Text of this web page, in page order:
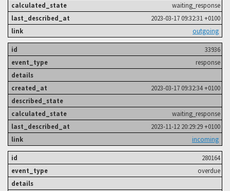
waiting_response
2023-03-17 09:32:31 +0100
outgoing
33936
response
2023-03-17 09:32:34 +0100
waiting_response
2023-11-12 20:29:29 +0100
incoming
280164
overdue